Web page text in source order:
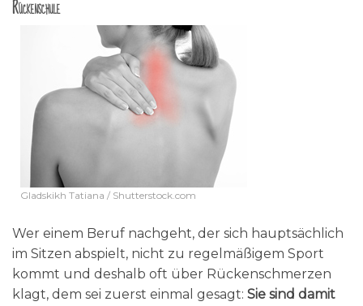
Rückenschule
Gladskikh Tatiana / Shutterstock.com
Wer einem Beruf nachgeht, der sich hauptsächlich
im Sitzen abspielt, nicht zu regelmäßigem Sport
kommt und deshalb oft über Rückenschmerzen
klagt, dem sei zuerst einmal gesagt: Sie sind damit